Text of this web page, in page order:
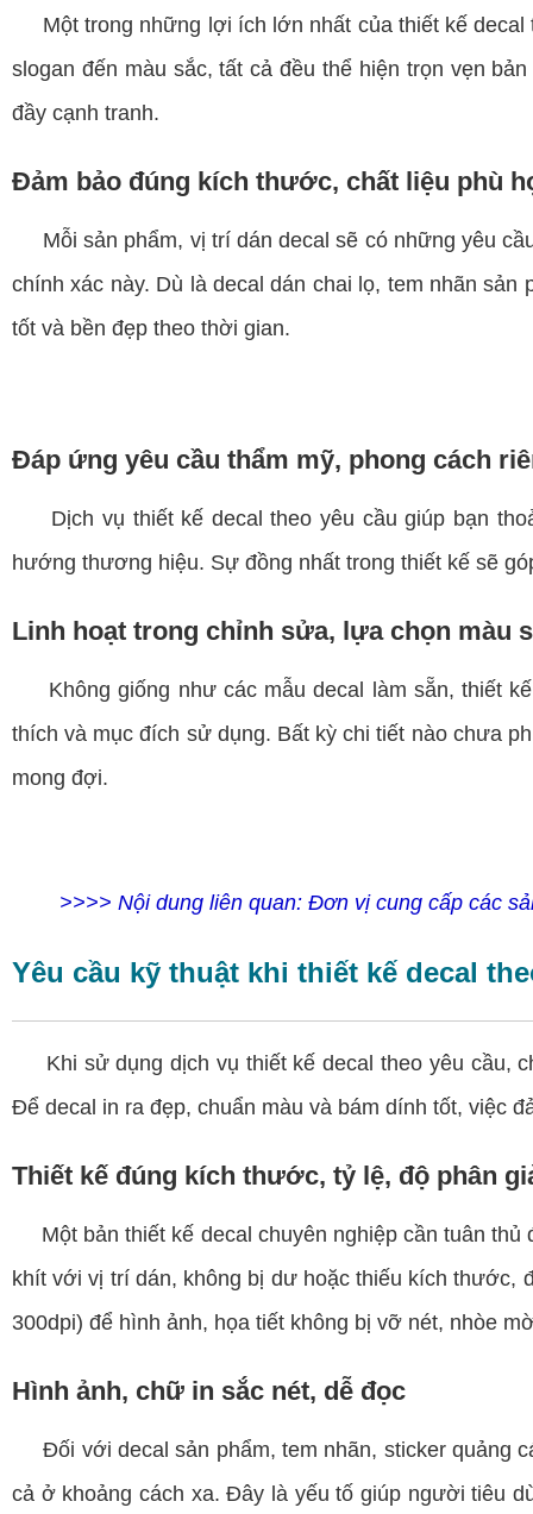
Một trong những lợi ích lớn nhất của thiết kế decal
slogan đến màu sắc, tất cả đều thể hiện trọn vẹn
đầy cạnh tranh.
Đảm bảo đúng kích thước, chất liệu phù
Mỗi sản phẩm, vị trí dán decal sẽ có những yêu
chính xác này. Dù là decal dán chai lọ, tem nhãn
tốt và bền đẹp theo thời gian.
Đáp ứng yêu cầu thẩm mỹ, phong cách
Dịch vụ thiết kế decal theo yêu cầu giúp bạn
hướng thương hiệu. Sự đồng nhất trong thiết kế sẽ
Linh hoạt trong chỉnh sửa, lựa chọn màu
Không giống như các mẫu decal làm sẵn, thiết kế
thích và mục đích sử dụng. Bất kỳ chi tiết nào chưa
mong đợi.
>>>> Nội dung liên quan: Đơn vị cung cấp các
Yêu cầu kỹ thuật khi thiết kế decal
Khi sử dụng dịch vụ thiết kế decal theo yêu cầu,
Để decal in ra đẹp, chuẩn màu và bám dính tốt, việc
Thiết kế đúng kích thước, tỷ lệ, độ phân
Một bản thiết kế decal chuyên nghiệp cần tuân thủ
khít với vị trí dán, không bị dư hoặc thiếu kích thước,
300dpi) để hình ảnh, họa tiết không bị vỡ nét, nhòe
Hình ảnh, chữ in sắc nét, dễ đọc
Đối với decal sản phẩm, tem nhãn, sticker quảng
cả ở khoảng cách xa. Đây là yếu tố giúp người tiêu